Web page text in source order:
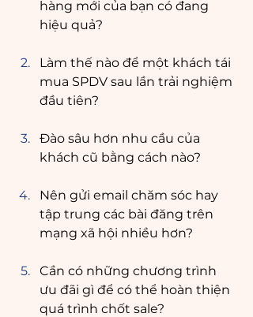
hàng mới của bạn có đang
hiệu quả?
Làm thế nào để một khách tái
mua SPDV sau lần trải nghiệm
đầu tiên?
Đào sâu hơn nhu cầu của
khách cũ bằng cách nào?
Nên gửi email chăm sóc hay
tập trung các bài đăng trên
mạng xã hội nhiều hơn?
Cần có những chương trình
ưu đãi gì để có thể hoàn thiện
quá trình chốt sale?